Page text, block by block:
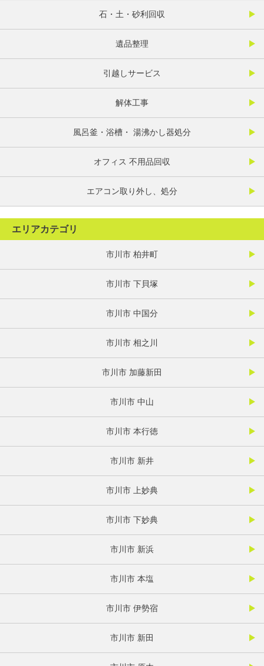
石・土・砂利回収
遺品整理
引越しサービス
解体工事
風呂釜・浴槽・ 湯沸かし器処分
オフィス 不用品回収
エアコン取り外し、処分
エリアカテゴリ
市川市 柏井町
市川市 下貝塚
市川市 中国分
市川市 相之川
市川市 加藤新田
市川市 中山
市川市 本行徳
市川市 新井
市川市 上妙典
市川市 下妙典
市川市 新浜
市川市 本塩
市川市 伊勢宿
市川市 新田